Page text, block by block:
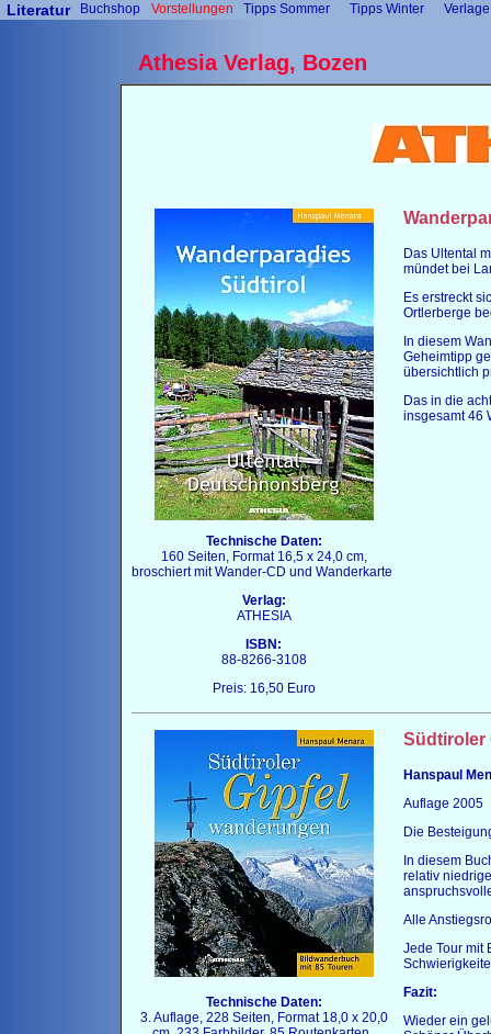
Literatur Buchshop Vorstellungen Tipps Sommer Tipps Winter Verlage
Athesia Verlag, Bozen
Technische Daten:
160 Seiten, Format 16,5 x 24,0 cm,
broschiert mit Wander-CD und Wanderkarte
Verlag:
ATHESIA
ISBN:
88-8266-3108
Preis: 16,50 Euro
Das Ultental
mündet bei
Es erstreckt
Ortlerberge
In diesem
Geheimtipp
übersichtlich
Das in die
insgesamt 46
Technische Daten:
3. Auflage, 228 Seiten, Format 18,0 x 20,0
Südtiroler
Hanspaul
Auflage 2005
Die
In diesem
relativ
Alle
Jede Tour mit
Fazit:
Wieder ein